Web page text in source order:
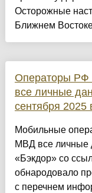
Осторожные
Ближнем
Операторы РФ
все личные
сентября 2025
Мобильные
МВД все личные
«Бэкдор» со
обнародовало
с перечнем